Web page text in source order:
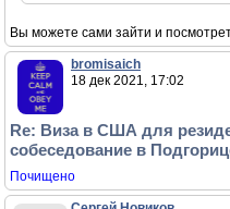
Вы можете сами зайти и
bromisaich
18 дек 2021, 17:02
Re: Виза в США для
собеседование в
Почищено